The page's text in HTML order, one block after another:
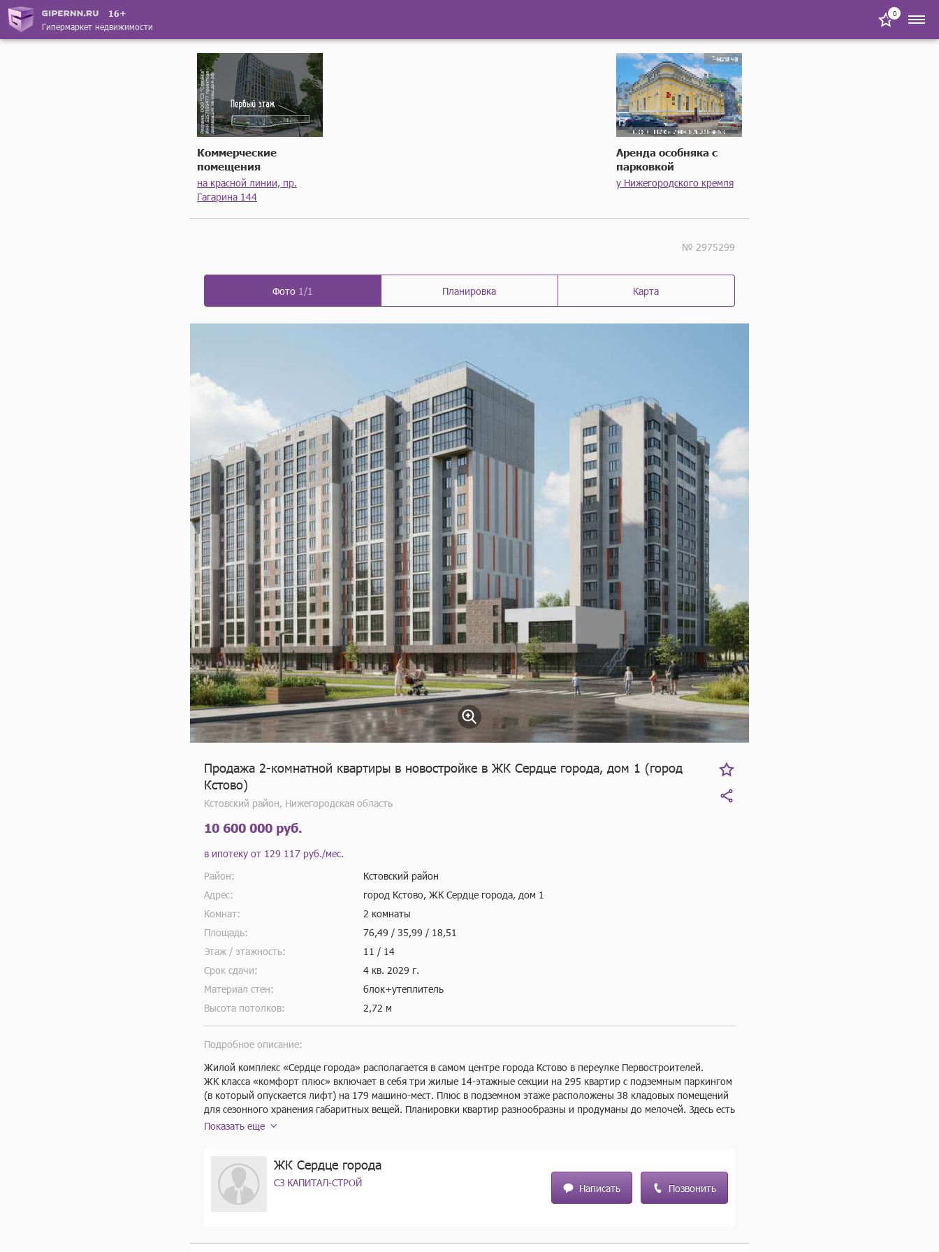
16+
Гипермаркет недвижимости
0
Коммерческие
помещения
на красной линии, пр.
Гагарина 144
Аренда особняка с
парковкой
у Нижегородского кремля
№ 2975299
Фото 1/1 Планировка Карта
Продажа 2-комнатной квартиры в новостройке в ЖК Сердце города, дом 1 (город
Кстово)
Кстовский район, Нижегородская область
10 600 000 руб.
в ипотеку от 129 117 руб./мес.
Район:
Кстовский район
Адрес:
город Кстово, ЖК Сердце города, дом 1
Комнат:
2 комнаты
Площадь:
76,49 / 35,99 / 18,51
Этаж / этажность:
11 / 14
Срок сдачи:
4 кв. 2029 г.
Материал стен:
блок+утеплитель
Высота потолков:
2,72 м
Подробное описание:
Жилой комплекс «Сердце города» располагается в самом центре города Кстово в переулке Первостроителей.
ЖК класса «комфорт плюс» включает в себя три жилые 14-этажные секции на 295 квартир с подземным паркингом
(в который опускается лифт) на 179 машино-мест. Плюс в подземном этаже расположены 38 кладовых помещений
для сезонного хранения габаритных вещей. Планировки квартир разнообразны и продуманы до мелочей. Здесь есть
как компактные форматы, так и семейные просторные квартиры с мастер-спальнями. Практически во всех
расположены коммерческие помещения.
Квартирография ЖК:
Показать еще
ЖК Сердце города
СЗ КАПИТАЛ-СТРОЙ Написать Позвонить